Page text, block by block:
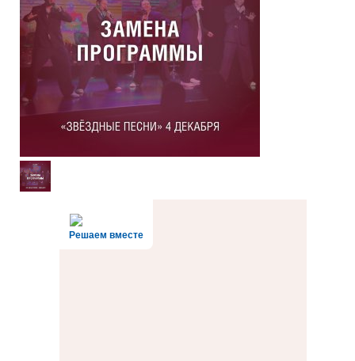
Решаем вместе